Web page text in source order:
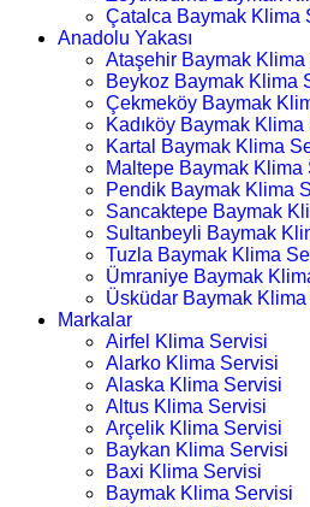
Çatalca Baymak Klima
Anadolu Yakası
Ataşehir Baymak Klima
Beykoz Baymak Klima
Çekmeköy Baymak
Kadıköy Baymak Klima
Kartal Baymak Klima
Maltepe Baymak Klima
Pendik Baymak Klima
Sancaktepe Baymak
Sultanbeyli Baymak
Tuzla Baymak Klima
Ümraniye Baymak
Üsküdar Baymak
Markalar
Airfel Klima Servisi
Alarko Klima Servisi
Alaska Klima Servisi
Altus Klima Servisi
Arçelik Klima Servisi
Baykan Klima Servisi
Baxi Klima Servisi
Baymak Klima Servisi